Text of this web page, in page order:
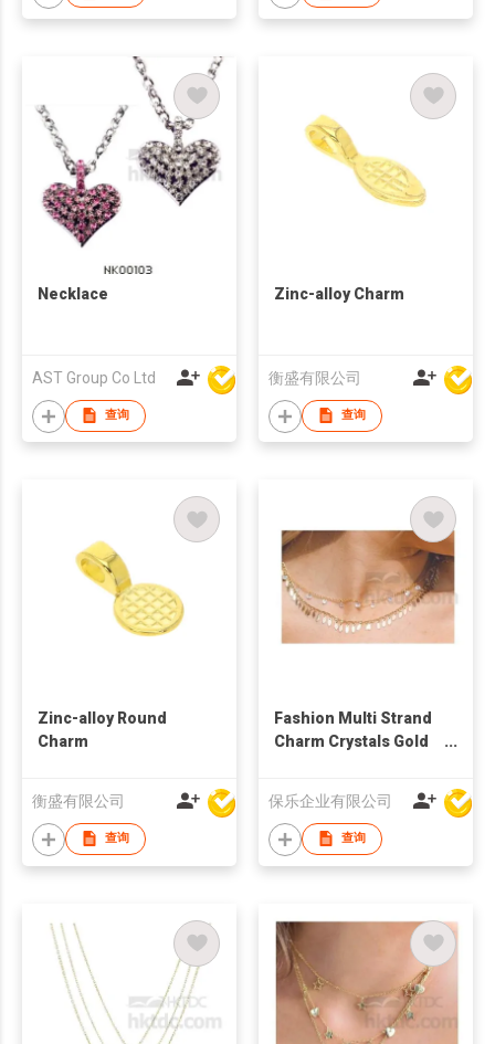
Necklace
AST Group Co Ltd
查询
Zinc-alloy Charm
衡盛有限公司
查询
Zinc-alloy Round
Charm
衡盛有限公司
查询
Fashion Multi Strand
Charm Crystals Gold
保乐企业有限公司
查询